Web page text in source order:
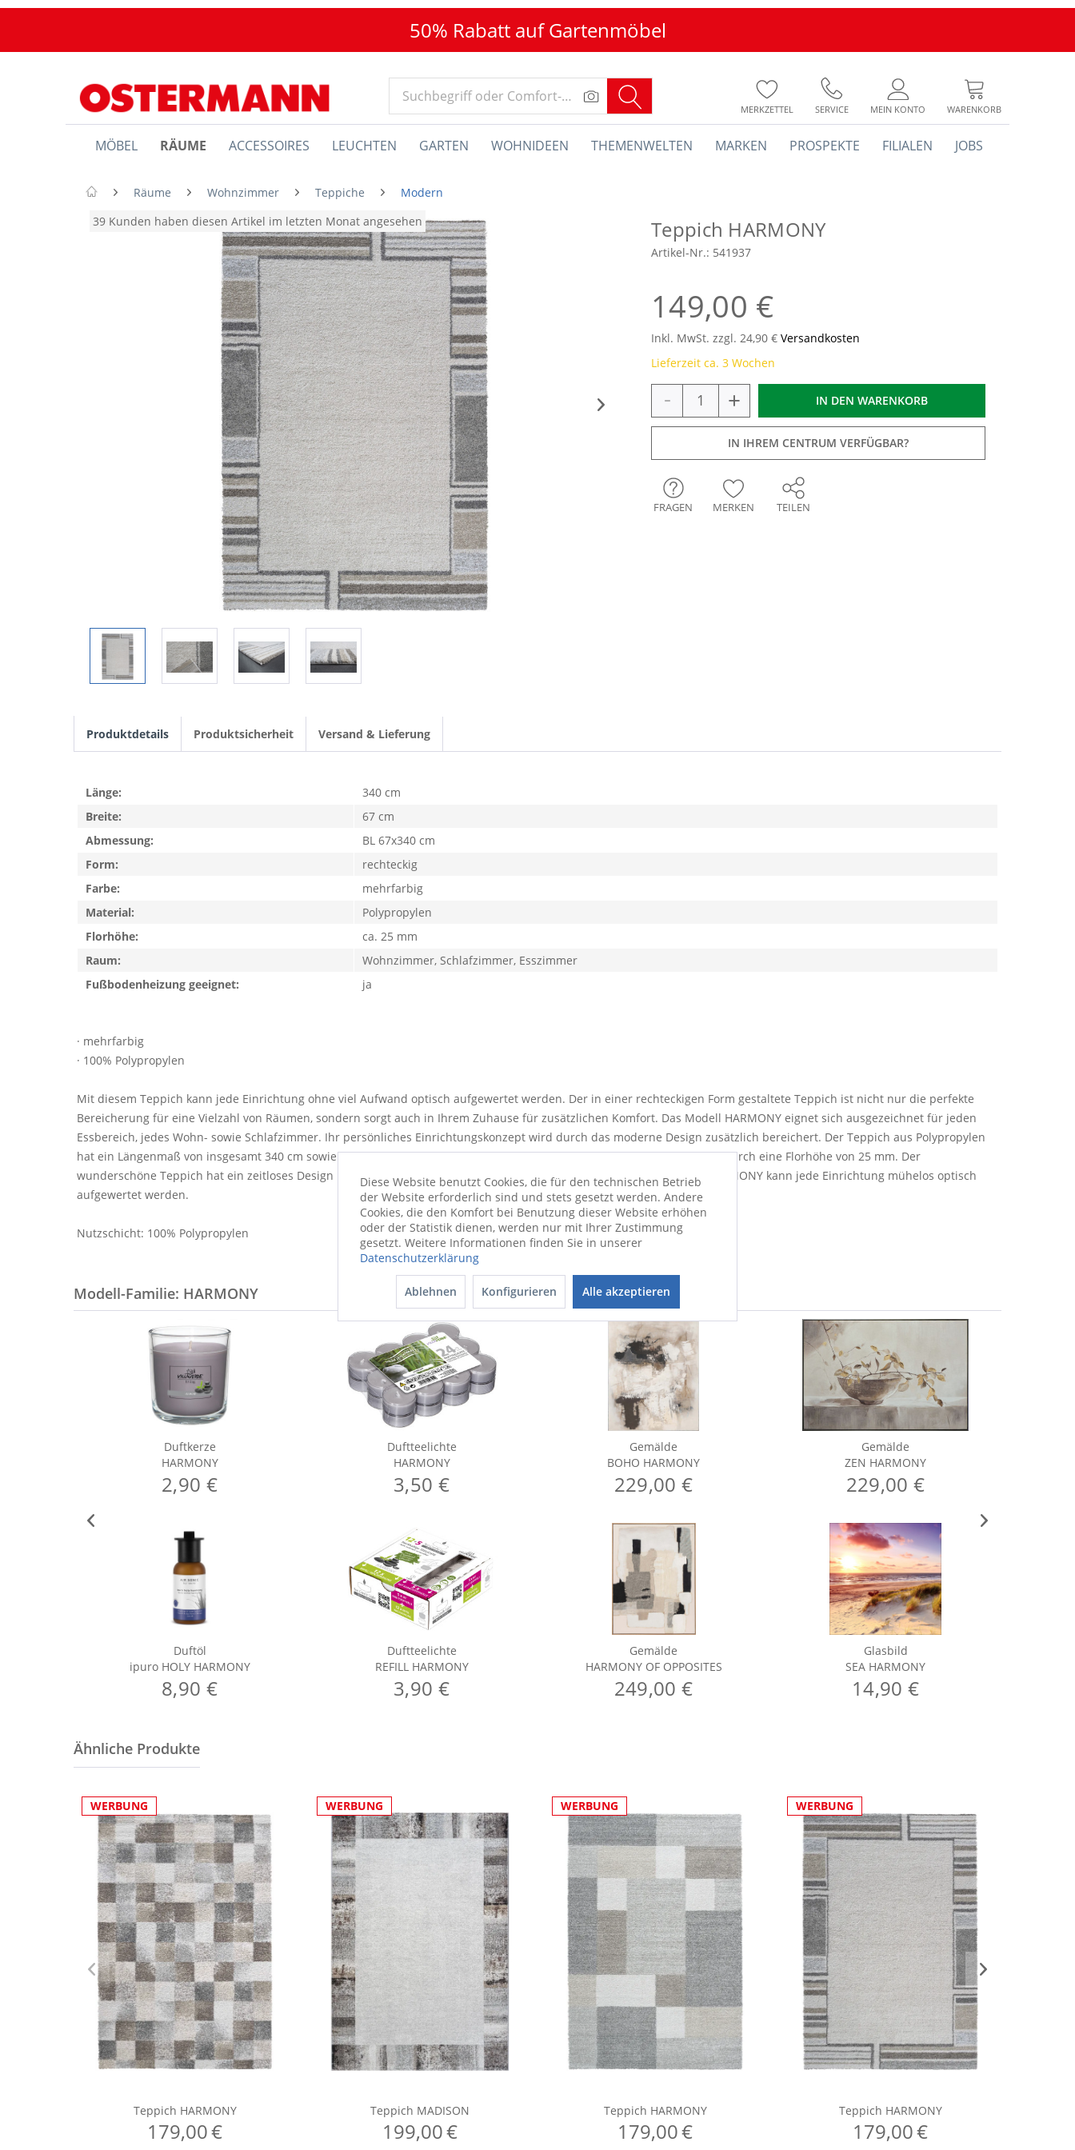
50% Rabatt auf Gartenmöbel
MERKZETTEL SERVICE MEIN KONTO WARENKORB
MÖBEL RÄUME ACCESSOIRES LEUCHTEN GARTEN WOHNIDEEN THEMENWELTEN MARKEN PROSPEKTE FILIALEN JOBS
Räume Wohnzimmer Teppiche
Modern
39 Kunden haben diesen Artikel im letzten Monat angesehen
Teppich HARMONY
Artikel-Nr.: 541937
149,00 €
Inkl. MwSt. zzgl. 24,90 € Versandkosten
Lieferzeit ca. 3 Wochen
- + IN DEN WARENKORB
IN IHREM CENTRUM VERFÜGBAR?
FRAGEN MERKEN TEILEN
Produktdetails Produktsicherheit Versand & Lieferung
· mehrfarbig
· 100% Polypropylen
Mit diesem Teppich kann jede Einrichtung ohne viel Aufwand optisch aufgewertet werden. Der in einer rechteckigen Form gestaltete Teppich ist nicht nur die perfekte
Bereicherung für eine Vielzahl von Räumen, sondern sorgt auch in Ihrem Zuhause für zusätzlichen Komfort. Das Modell HARMONY eignet sich ausgezeichnet für jeden
Essbereich, jedes Wohn- sowie Schlafzimmer. Ihr persönliches Einrichtungskonzept wird durch das moderne Design zusätzlich bereichert. Der Teppich aus Polypropylen
hat ein Längenmaß von insgesamt 340 cm sowie eine Breite von 67 cm. Ein wirklich angenehmes Lauferlebnis besitzt er durch eine Florhöhe von 25 mm. Der
wunderschöne Teppich hat ein zeitloses Design und verleiht allen Zimmern eine tolle Atmosphäre. Mit dem Teppich HARMONY kann jede Einrichtung mühelos optisch
aufgewertet werden.
Nutzschicht: 100% Polypropylen
Länge:
340 cm
Breite:
67 cm
Abmessung:
BL 67x340 cm
Form:
rechteckig
Farbe:
mehrfarbig
Material:
Polypropylen
Florhöhe:
ca. 25 mm
Raum:
Wohnzimmer, Schlafzimmer, Esszimmer
Fußbodenheizung geeignet:
ja
Modell-Familie: HARMONY
Duftkerze
HARMONY
2,90 €
Duftöl
ipuro HOLY HARMONY
8,90 €
Duftteelichte
HARMONY
3,50 €
Duftteelichte
REFILL HARMONY
3,90 €
Gemälde
BOHO HARMONY
229,00 €
Gemälde
HARMONY OF OPPOSITES
249,00 €
Gemälde
ZEN HARMONY
229,00 €
Glasbild
SEA HARMONY
14,90 €
Diese Website benutzt Cookies, die für den technischen Betrieb
der Website erforderlich sind und stets gesetzt werden. Andere
Cookies, die den Komfort bei Benutzung dieser Website erhöhen
oder der Statistik dienen, werden nur mit Ihrer Zustimmung
gesetzt. Weitere Informationen finden Sie in unserer
Datenschutzerklärung
Ablehnen Konfigurieren Alle akzeptieren